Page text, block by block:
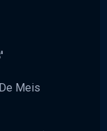
Meis